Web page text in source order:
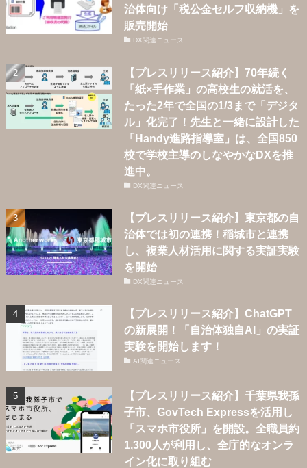
治体向け「税公金セルフ収納機」を
販売開始
DX関連ニュース
【プレスリリース紹介】70年続く
「紙×手作業」の高校生の就活を、
たった2年で全国の1/3まで「デジタ
ル」化完了！先生と一緒に設計した
「Handy進路指導室」は、全国850
校で学校主導のしなやかなDXを推
進中。
DX関連ニュース
【プレスリリース紹介】東京都の自
治体では初の連携！稲城市と連携
し、複業人材活用に関する実証実験
を開始
DX関連ニュース
【プレスリリース紹介】ChatGPT
の新展開！「自治体独自AI」の実証
実験を開始します！
AI関連ニュース
【プレスリリース紹介】千葉県我孫
子市、GovTech Expressを活用し
「スマホ市役所」を開設。全職員約
1,300人が利用し、全庁的なオンラ
イン化に取り組む